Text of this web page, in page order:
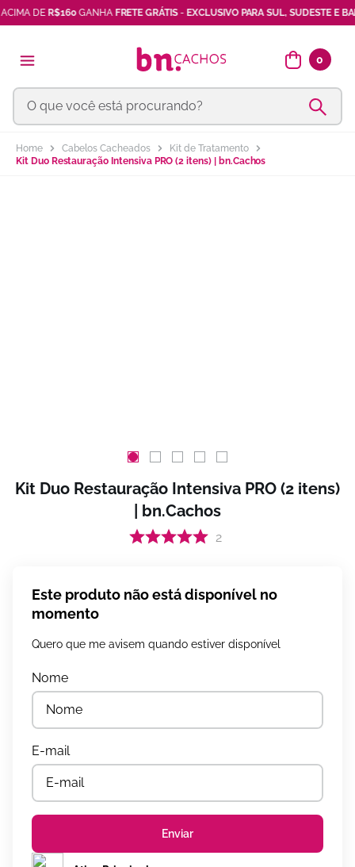
R$160GANHAFRETE GRÁTIS-EXCLUSIVO PARA SUL, SUDESTE E BAHIA
0
O que você está procurando?
Cabelos Cacheados
Kit de Tratamento
Kit Duo Restauração Intensiva PRO (2 itens) | bn.Cachos
Kit Duo Restauração Intensiva PRO (2 itens)
| bn.Cachos
2
Este produto não está disponível no
momento
Enviar
7º shampoo
10 ativador cachos